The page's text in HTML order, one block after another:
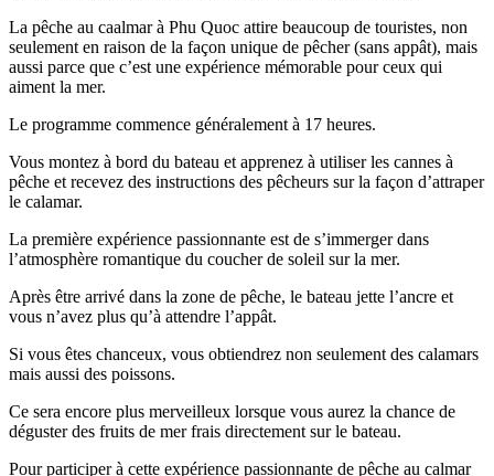
La pêche au caalmar à Phu Quoc attire beaucoup de touristes, non
seulement en raison de la façon unique de pêcher (sans appât), mais
aussi parce que c’est une expérience mémorable pour ceux qui
aiment la mer.
Le programme commence généralement à 17 heures.
Vous montez à bord du bateau et apprenez à utiliser les cannes à
pêche et recevez des instructions des pêcheurs sur la façon d’attraper
le calamar.
La première expérience passionnante est de s’immerger dans
l’atmosphère romantique du coucher de soleil sur la mer.
Après être arrivé dans la zone de pêche, le bateau jette l’ancre et
vous n’avez plus qu’à attendre l’appât.
Si vous êtes chanceux, vous obtiendrez non seulement des calamars
mais aussi des poissons.
Ce sera encore plus merveilleux lorsque vous aurez la chance de
déguster des fruits de mer frais directement sur le bateau.
Pour participer à cette expérience passionnante de pêche au calmar